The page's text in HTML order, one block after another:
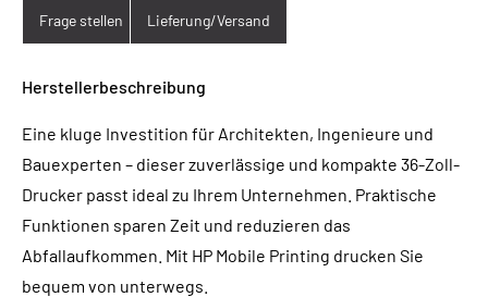
Frage stellen Lieferung/Versand
Herstellerbeschreibung
Eine kluge Investition für Architekten, Ingenieure und
Bauexperten – dieser zuverlässige und kompakte 36-Zoll-
Drucker passt ideal zu Ihrem Unternehmen. Praktische
Funktionen sparen Zeit und reduzieren das
Abfallaufkommen. Mit HP Mobile Printing drucken Sie
bequem von unterwegs.